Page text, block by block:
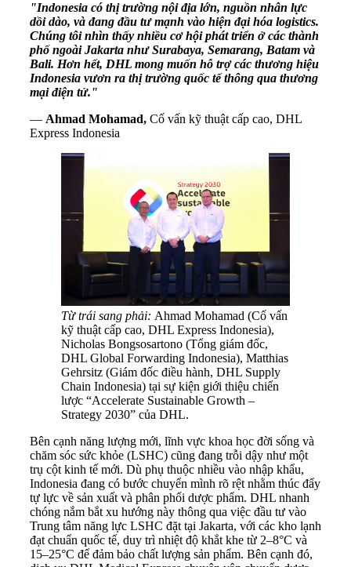
"Indonesia có thị trường nội địa lớn, nguồn nhân lực
dồi dào, và đang đầu tư mạnh vào hiện đại hóa logistics.
Chúng tôi nhìn thấy nhiều cơ hội phát triển ở các thành
phố ngoài Jakarta như Surabaya, Semarang, Batam và
Bali. Hơn hết, DHL mong muốn hỗ trợ các thương hiệu
Indonesia vươn ra thị trường quốc tế thông qua thương
mại điện tử."
— Ahmad Mohamad, Cố vấn kỹ thuật cấp cao, DHL
Express Indonesia
Từ trái sang phải: Ahmad Mohamad (Cố vấn
kỹ thuật cấp cao, DHL Express Indonesia),
Nicholas Bongsosartono (Tổng giám đốc,
DHL Global Forwarding Indonesia), Matthias
Gehrsitz (Giám đốc điều hành, DHL Supply
Chain Indonesia) tại sự kiện giới thiệu chiến
lược “Accelerate Sustainable Growth –
Strategy 2030” của DHL.
Bên cạnh năng lượng mới, lĩnh vực khoa học đời sống và
chăm sóc sức khỏe (LSHC) cũng đang trỗi dậy như một
trụ cột kinh tế mới. Dù phụ thuộc nhiều vào nhập khẩu,
Indonesia đang có bước chuyển mình rõ rệt nhằm thúc đẩy
tự lực về sản xuất và phân phối dược phẩm. DHL nhanh
chóng nắm bắt xu hướng này thông qua việc đầu tư vào
Trung tâm năng lực LSHC đặt tại Jakarta, với các kho lạnh
đạt chuẩn quốc tế, duy trì nhiệt độ khắt khe từ 2–8°C và
15–25°C để đảm bảo chất lượng sản phẩm. Bên cạnh đó,